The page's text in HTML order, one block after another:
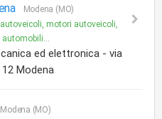
Modena (MO)
motori autoveicoli,
automobili...
ed elettronica - via
Modena
Modena (MO)